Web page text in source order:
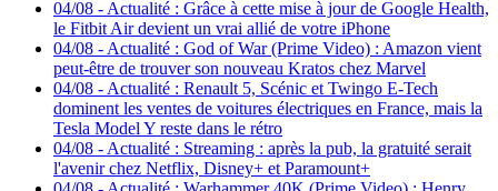
04/08 - Actualité : Grâce à cette mise à jour de Google Health,
le Fitbit Air devient un vrai allié de votre iPhone
04/08 - Actualité : God of War (Prime Video) : Amazon vient
peut-être de trouver son nouveau Kratos chez Marvel
04/08 - Actualité : Renault 5, Scénic et Twingo E-Tech
dominent les ventes de voitures électriques en France, mais la
Tesla Model Y reste dans le rétro
04/08 - Actualité : Streaming : après la pub, la gratuité serait
l'avenir chez Netflix, Disney+ et Paramount+